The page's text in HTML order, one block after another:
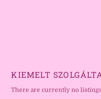
KIEMELT
There are currently no